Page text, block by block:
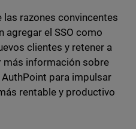
razones convincentes
agregar el SSO como
clientes y retener a
más información sobre
para impulsar
rentable y productivo